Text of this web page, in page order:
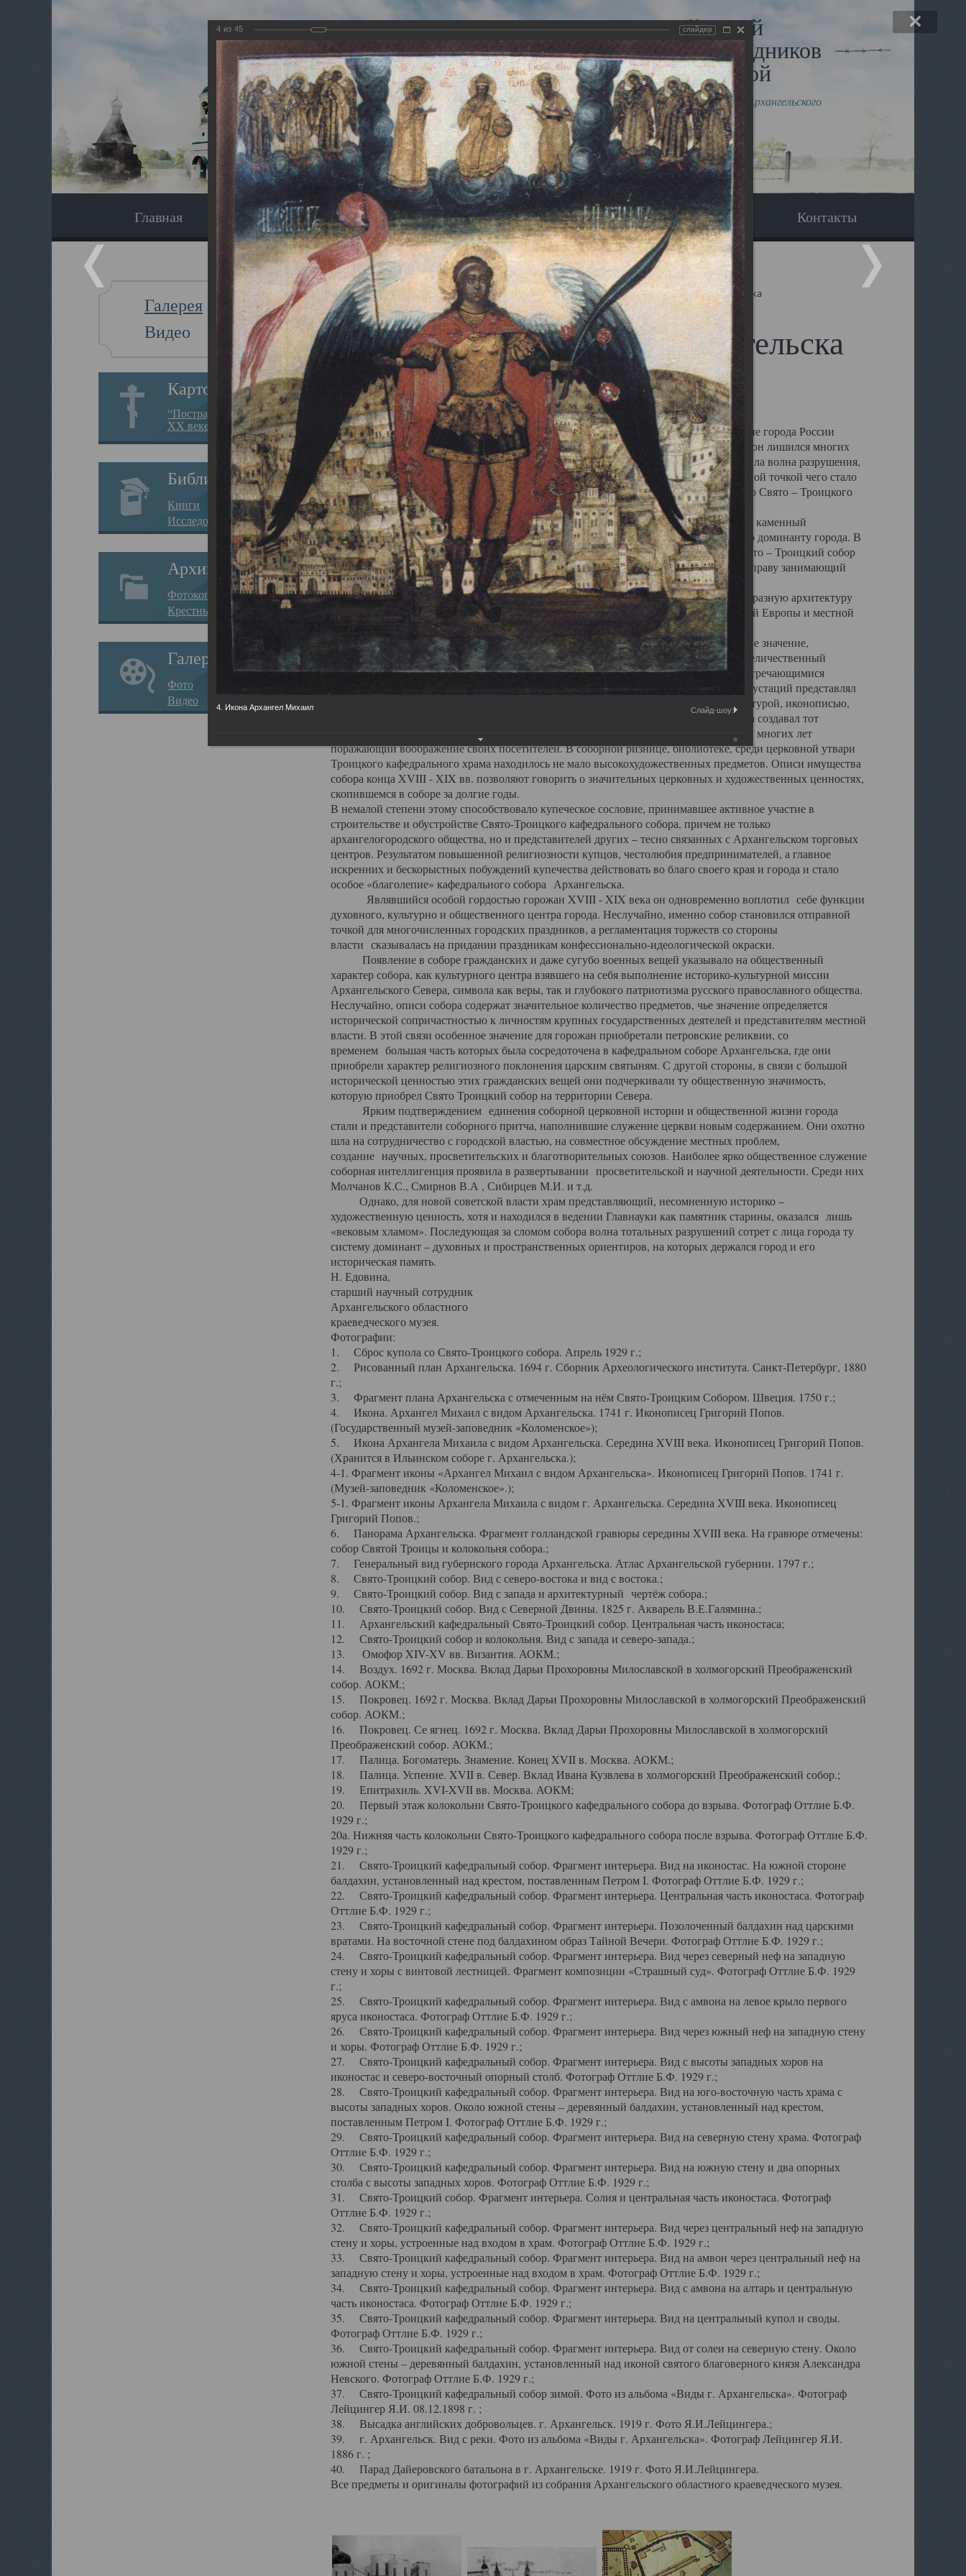
Виртуальный музей
Новомучеников и исповедников
Земли Архангельской
Сайт создан по благословлению митрополита Архангельского
и Холмогорского Даниила
Главная Экскурсия Наследники Галерея Вопрос-ответ Контакты
Галерея
Видео
Картотека
“Пострадавшие за веру в
XX веке на Севере”
Библиотека
Книги
Исследования
Архив
Фотокопии дел
Крестные ходы
Галерея
Фото
Видео
Главная Галерея Храмы-мученики Архангельска Свято-Троицкий собор Архангельска
Свято-Троицкий собор Архангельска
Свято-Троицкий собор Архангельска
23.12.2015
Сегодня мы можем говорить, что Архангельск в большей мере, чем другие губернские города России
пострадал от целенаправленных систематических разрушений, в результате которых он лишился многих
выдающихся памятников архитектуры. Больше всего по старому Архангельску ударила волна разрушения,
вызванная борьбой с религией, набравшая особую силу в конце 20 –х годов. Отправной точкой чего стало
разрушение православного центра архангельской губернии - ансамбля кафедрального Свято – Троицкого
собора Архангельска.
Возникнув в начале XVIII века в центре Архангельска, величественный каменный
двухэтажный Троицкий собор, сразу превратился в зрительную и градостроительную доминанту города. В
XVIII веке по масштабам ему не было равных на Севере. Вплоть до разрушения Свято – Троицкий собор
оставался самым высоким и значительным из городских строений Архангельска, по праву занимающий
второе место, после гостиных дворов, в градостроительной картине Архангельска.
Один из самых больших и светлых соборов России воплотил в себе яркую и своеобразную архитектуру
портового города с отраженными в ней архитектурными течениями России, Западной Европы и местной
архангелогородской школы церковного зодчества.
Масштабность, благолепие и богатство собора, вполне оправдывали его кафедральное значение,
заслуженно выделяя из многочисленных культовых построек города. Обширный и величественный
иконостас украшенный колоннами ионического стиля, с единственными нигде не встречающимися
царскими вратами, изящным фронтоном и множеством резных, символических инкрустаций представлял
собой поистине художественную ценность. В совокупности же с живописью, скульптурой, иконописью,
шитьем, многочисленными предметами церковной утвари интерьер Троицкого храма создавал тот
неповторимый красочный ансамбль декоративного убранства собора, на протяжении многих лет
поражающий воображение своих посетителей. В соборной ризнице, библиотеке, среди церковной утвари
Троицкого кафедрального храма находилось не мало высокохудожественных предметов. Описи имущества
собора конца XVIII - XIX вв. позволяют говорить о значительных церковных и художественных ценностях,
скопившемся в соборе за долгие годы.
В немалой степени этому способствовало купеческое сословие, принимавшее активное участие в
строительстве и обустройстве Свято-Троицкого кафедрального собора, причем не только
архангелогородского общества, но и представителей других – тесно связанных с Архангельском торговых
центров. Результатом повышенной религиозности купцов, честолюбия предпринимателей, а главное
искренних и бескорыстных побуждений купечества действовать во благо своего края и города и стало
особое «благолепие» кафедрального собора Архангельска.
Являвшийся особой гордостью горожан XVIII - XIX века он одновременно воплотил себе функции
духовного, культурно и общественного центра города. Неслучайно, именно собор становился отправной
точкой для многочисленных городских праздников, а регламентация торжеств со стороны
власти сказывалась на придании праздникам конфессионально-идеологической окраски.
Появление в соборе гражданских и даже сугубо военных вещей указывало на общественный
характер собора, как культурного центра взявшего на себя выполнение историко-культурной миссии
Архангельского Севера, символа как веры, так и глубокого патриотизма русского православного общества.
Неслучайно, описи собора содержат значительное количество предметов, чье значение определяется
исторической сопричастностью к личностям крупных государственных деятелей и представителям местной
власти. В этой связи особенное значение для горожан приобретали петровские реликвии, со
временем большая часть которых была сосредоточена в кафедральном соборе Архангельска, где они
приобрели характер религиозного поклонения царским святыням. С другой стороны, в связи с большой
исторической ценностью этих гражданских вещей они подчеркивали ту общественную значимость,
которую приобрел Свято Троицкий собор на территории Севера.
Ярким подтверждением единения соборной церковной истории и общественной жизни города
стали и представители соборного притча, наполнившие служение церкви новым содержанием. Они охотно
шла на сотрудничество с городской властью, на совместное обсуждение местных проблем,
создание научных, просветительских и благотворительных союзов. Наиболее ярко общественное служение
соборная интеллигенция проявила в развертывании просветительской и научной деятельности. Среди них
Молчанов К.С., Смирнов В.А , Сибирцев М.И. и т.д.
Однако, для новой советской власти храм представляющий, несомненную историко –
художественную ценность, хотя и находился в ведении Главнауки как памятник старины, оказался лишь
«вековым хламом». Последующая за сломом собора волна тотальных разрушений сотрет с лица города ту
систему доминант – духовных и пространственных ориентиров, на которых держался город и его
историческая память.
Н. Едовина,
старший научный сотрудник
Архангельского областного
краеведческого музея.
Фотографии:
1. Сброс купола со Свято-Троицкого собора. Апрель 1929 г.;
2. Рисованный план Архангельска. 1694 г. Сборник Археологического института. Санкт-Петербург, 1880
г.;
3. Фрагмент плана Архангельска с отмеченным на нём Свято-Троицким Собором. Швеция. 1750 г.;
4. Икона. Архангел Михаил с видом Архангельска. 1741 г. Иконописец Григорий Попов.
(Государственный музей-заповедник «Коломенское»);
5. Икона Архангела Михаила с видом Архангельска. Середина XVIII века. Иконописец Григорий Попов.
(Хранится в Ильинском соборе г. Архангельска.);
4-1. Фрагмент иконы «Архангел Михаил с видом Архангельска». Иконописец Григорий Попов. 1741 г.
(Музей-заповедник «Коломенское».);
5-1. Фрагмент иконы Архангела Михаила с видом г. Архангельска. Середина XVIII века. Иконописец
Григорий Попов.;
6. Панорама Архангельска. Фрагмент голландской гравюры середины XVIII века. На гравюре отмечены:
собор Святой Троицы и колокольня собора.;
7. Генеральный вид губернского города Архангельска. Атлас Архангельской губернии. 1797 г.;
8. Свято-Троицкий собор. Вид с северо-востока и вид с востока.;
9. Свято-Троицкий собор. Вид с запада и архитектурный чертёж собора.;
10. Свято-Троицкий собор. Вид с Северной Двины. 1825 г. Акварель В.Е.Галямина.;
11. Архангельский кафедральный Свято-Троицкий собор. Центральная часть иконостаса;
12. Свято-Троицкий собор и колокольня. Вид с запада и северо-запада.;
13. Омофор XIV-XV вв. Византия. АОКМ.;
14. Воздух. 1692 г. Москва. Вклад Дарьи Прохоровны Милославской в холмогорский Преображенский
собор. АОКМ.;
15. Покровец. 1692 г. Москва. Вклад Дарьи Прохоровны Милославской в холмогорский Преображенский
собор. АОКМ.;
16. Покровец. Се ягнец. 1692 г. Москва. Вклад Дарьи Прохоровны Милославской в холмогорский
Преображенский собор. АОКМ.;
17. Палица. Богоматерь. Знамение. Конец XVII в. Москва. АОКМ.;
18. Палица. Успение. XVII в. Север. Вклад Ивана Кузвлева в холмогорский Преображенский собор.;
19. Епитрахиль. XVI-XVII вв. Москва. АОКМ;
20. Первый этаж колокольни Свято-Троицкого кафедрального собора до взрыва. Фотограф Оттлие Б.Ф.
1929 г.;
20а. Нижняя часть колокольни Свято-Троицкого кафедрального собора после взрыва. Фотограф Оттлие Б.Ф.
1929 г.;
21. Свято-Троицкий кафедральный собор. Фрагмент интерьера. Вид на иконостас. На южной стороне
балдахин, установленный над крестом, поставленным Петром I. Фотограф Оттлие Б.Ф. 1929 г.;
22. Свято-Троицкий кафедральный собор. Фрагмент интерьера. Центральная часть иконостаса. Фотограф
Оттлие Б.Ф. 1929 г.;
23. Свято-Троицкий кафедральный собор. Фрагмент интерьера. Позолоченный балдахин над царскими
вратами. На восточной стене под балдахином образ Тайной Вечери. Фотограф Оттлие Б.Ф. 1929 г.;
24. Свято-Троицкий кафедральный собор. Фрагмент интерьера. Вид через северный неф на западную
стену и хоры с винтовой лестницей. Фрагмент композиции «Страшный суд». Фотограф Оттлие Б.Ф. 1929
г.;
25. Свято-Троицкий кафедральный собор. Фрагмент интерьера. Вид с амвона на левое крыло первого
яруса иконостаса. Фотограф Оттлие Б.Ф. 1929 г.;
26. Свято-Троицкий кафедральный собор. Фрагмент интерьера. Вид через южный неф на западную стену
и хоры. Фотограф Оттлие Б.Ф. 1929 г.;
27. Свято-Троицкий кафедральный собор. Фрагмент интерьера. Вид с высоты западных хоров на
иконостас и северо-восточный опорный столб. Фотограф Оттлие Б.Ф. 1929 г.;
28. Свято-Троицкий кафедральный собор. Фрагмент интерьера. Вид на юго-восточную часть храма с
высоты западных хоров. Около южной стены – деревянный балдахин, установленный над крестом,
поставленным Петром I. Фотограф Оттлие Б.Ф. 1929 г.;
29. Свято-Троицкий кафедральный собор. Фрагмент интерьера. Вид на северную стену храма. Фотограф
Оттлие Б.Ф. 1929 г.;
30. Свято-Троицкий кафедральный собор. Фрагмент интерьера. Вид на южную стену и два опорных
столба с высоты западных хоров. Фотограф Оттлие Б.Ф. 1929 г.;
31. Свято-Троицкий собор. Фрагмент интерьера. Солия и центральная часть иконостаса. Фотограф
Оттлие Б.Ф. 1929 г.;
32. Свято-Троицкий кафедральный собор. Фрагмент интерьера. Вид через центральный неф на западную
стену и хоры, устроенные над входом в храм. Фотограф Оттлие Б.Ф. 1929 г.;
33. Свято-Троицкий кафедральный собор. Фрагмент интерьера. Вид на амвон через центральный неф на
западную стену и хоры, устроенные над входом в храм. Фотограф Оттлие Б.Ф. 1929 г.;
34. Свято-Троицкий кафедральный собор. Фрагмент интерьера. Вид с амвона на алтарь и центральную
часть иконостаса. Фотограф Оттлие Б.Ф. 1929 г.;
35. Свято-Троицкий кафедральный собор. Фрагмент интерьера. Вид на центральный купол и своды.
Фотограф Оттлие Б.Ф. 1929 г.;
36. Свято-Троицкий кафедральный собор. Фрагмент интерьера. Вид от солеи на северную стену. Около
южной стены – деревянный балдахин, установленный над иконой святого благоверного князя Александра
Невского. Фотограф Оттлие Б.Ф. 1929 г.;
37. Свято-Троицкий кафедральный собор зимой. Фото из альбома «Виды г. Архангельска». Фотограф
Лейцингер Я.И. 08.12.1898 г. ;
38. Высадка английских добровольцев. г. Архангельск. 1919 г. Фото Я.И.Лейцингера.;
39. г. Архангельск. Вид с реки. Фото из альбома «Виды г. Архангельска». Фотограф Лейцингер Я.И.
1886 г. ;
40. Парад Дайеровского батальона в г. Архангельске. 1919 г. Фото Я.И.Лейцингера.
Все предметы и оригиналы фотографий из собрания Архангельского областного краеведческого музея.
4 из 45 слайдер
4. Икона Архангел Михаил Слайд-шоу: